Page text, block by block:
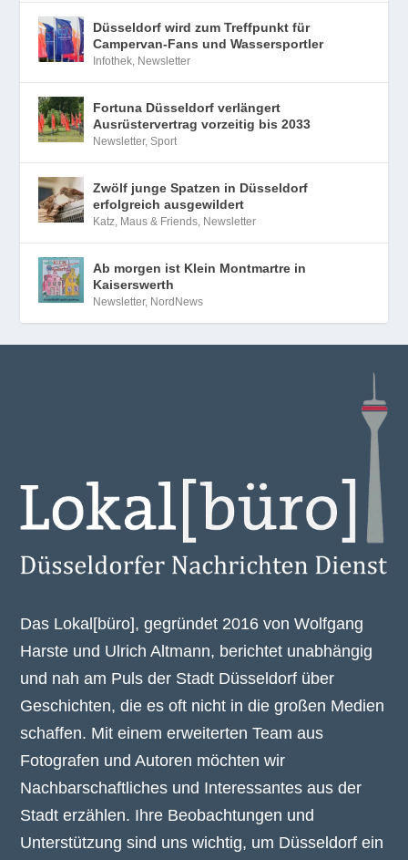
Düsseldorf wird zum Treffpunkt für
Campervan-Fans und Wassersportler
Infothek Newsletter
Fortuna Düsseldorf verlängert
Ausrüstervertrag vorzeitig bis 2033
Newsletter,Sport
Zwölf junge Spatzen in Düsseldorf
erfolgreich ausgewildert
Katz, Maus & Friends Newsletter
Ab morgen ist Klein Montmartre in
Kaiserswerth
Newsletter, NordNews
Das Lokal[büro], gegründet 2016 von Wolfgang
Harste und Ulrich Altmann, berichtet unabhängig
und nah am Puls der Stadt Düsseldorf über
Geschichten, die es oft nicht in die großen Medien
schaffen. Mit einem erweiterten Team aus
Fotografen und Autoren möchten wir
Nachbarschaftliches und Interessantes aus der
Stadt erzählen. Ihre Beobachtungen und
Unterstützung sind uns wichtig, um Düsseldorf ein